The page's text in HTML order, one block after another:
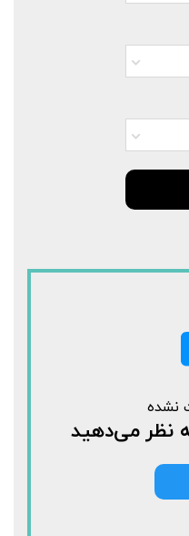
نشده
نظر می‌دهید